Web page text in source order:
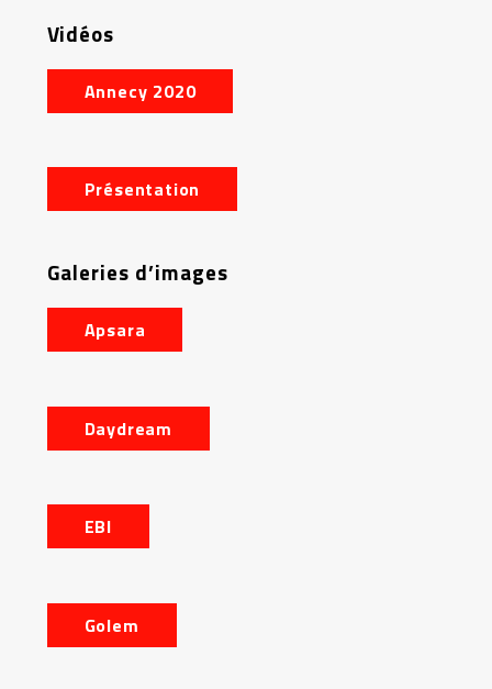
Vidéos
Annecy 2020
Présentation
Galeries d’images
Apsara
Daydream
EBI
Golem